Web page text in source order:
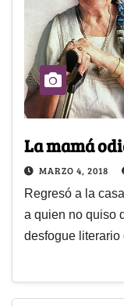
La mamá
MARZO 4, 2018
Regresó a la
a quien no quiso
desfogue